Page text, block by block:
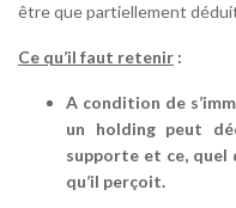
être que partiellement
Ce qu’il faut retenir :
A condition de
un holding peut
supporte et ce, quel
qu’il perçoit.